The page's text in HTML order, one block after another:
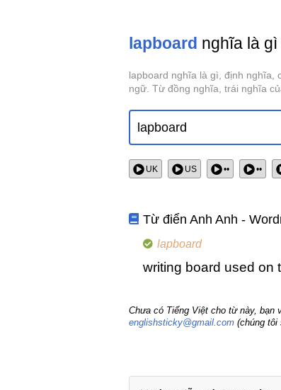
lapboard nghĩa là
lapboard nghĩa là gì, định nghĩa,
ngữ. Từ đồng nghĩa, trái nghĩa
UK US •• ••
Từ điển Anh Anh -
lapboard
writing board used on
Chưa có Tiếng Việt cho từ này, bạn
englishsticky@gmail.com (chúng tôi